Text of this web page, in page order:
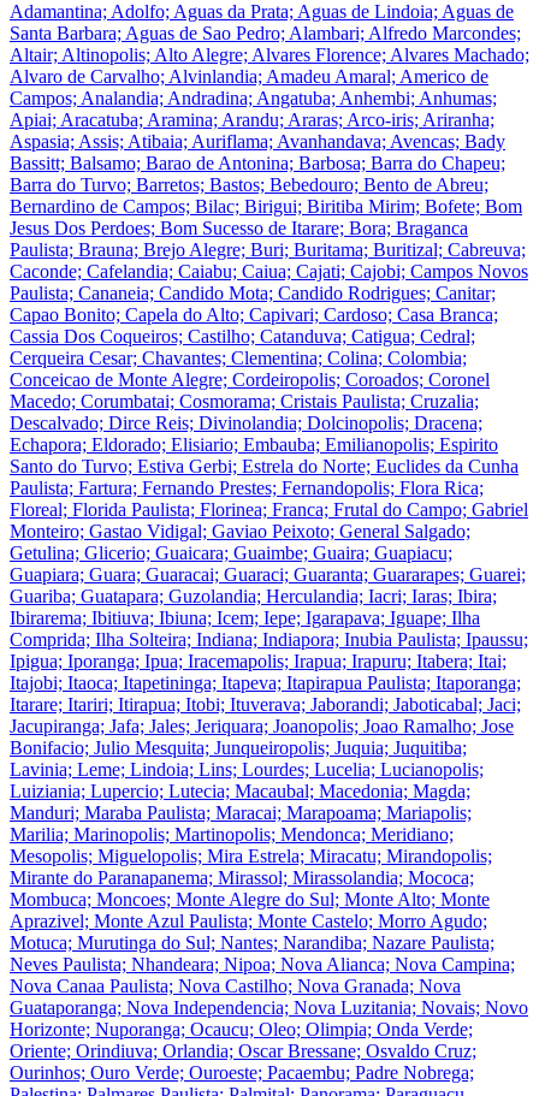
Adamantina; Adolfo; Aguas da Prata; Aguas de Lindoia; Aguas de
Santa Barbara; Aguas de Sao Pedro; Alambari; Alfredo Marcondes;
Altair; Altinopolis; Alto Alegre; Alvares Florence; Alvares Machado;
Alvaro de Carvalho; Alvinlandia; Amadeu Amaral; Americo de
Campos; Analandia; Andradina; Angatuba; Anhembi; Anhumas;
Apiai; Aracatuba; Aramina; Arandu; Araras; Arco-iris; Ariranha;
Aspasia; Assis; Atibaia; Auriflama; Avanhandava; Avencas; Bady
Bassitt; Balsamo; Barao de Antonina; Barbosa; Barra do Chapeu;
Barra do Turvo; Barretos; Bastos; Bebedouro; Bento de Abreu;
Bernardino de Campos; Bilac; Birigui; Biritiba Mirim; Bofete; Bom
Jesus Dos Perdoes; Bom Sucesso de Itarare; Bora; Braganca
Paulista; Brauna; Brejo Alegre; Buri; Buritama; Buritizal; Cabreuva;
Caconde; Cafelandia; Caiabu; Caiua; Cajati; Cajobi; Campos Novos
Paulista; Cananeia; Candido Mota; Candido Rodrigues; Canitar;
Capao Bonito; Capela do Alto; Capivari; Cardoso; Casa Branca;
Cassia Dos Coqueiros; Castilho; Catanduva; Catigua; Cedral;
Cerqueira Cesar; Chavantes; Clementina; Colina; Colombia;
Conceicao de Monte Alegre; Cordeiropolis; Coroados; Coronel
Macedo; Corumbatai; Cosmorama; Cristais Paulista; Cruzalia;
Descalvado; Dirce Reis; Divinolandia; Dolcinopolis; Dracena;
Echapora; Eldorado; Elisiario; Embauba; Emilianopolis; Espirito
Santo do Turvo; Estiva Gerbi; Estrela do Norte; Euclides da Cunha
Paulista; Fartura; Fernando Prestes; Fernandopolis; Flora Rica;
Floreal; Florida Paulista; Florinea; Franca; Frutal do Campo; Gabriel
Monteiro; Gastao Vidigal; Gaviao Peixoto; General Salgado;
Getulina; Glicerio; Guaicara; Guaimbe; Guaira; Guapiacu;
Guapiara; Guara; Guaracai; Guaraci; Guaranta; Guararapes; Guarei;
Guariba; Guatapara; Guzolandia; Herculandia; Iacri; Iaras; Ibira;
Ibirarema; Ibitiuva; Ibiuna; Icem; Iepe; Igarapava; Iguape; Ilha
Comprida; Ilha Solteira; Indiana; Indiapora; Inubia Paulista; Ipaussu;
Ipigua; Iporanga; Ipua; Iracemapolis; Irapua; Irapuru; Itabera; Itai;
Itajobi; Itaoca; Itapetininga; Itapeva; Itapirapua Paulista; Itaporanga;
Itarare; Itariri; Itirapua; Itobi; Ituverava; Jaborandi; Jaboticabal; Jaci;
Jacupiranga; Jafa; Jales; Jeriquara; Joanopolis; Joao Ramalho; Jose
Bonifacio; Julio Mesquita; Junqueiropolis; Juquia; Juquitiba;
Lavinia; Leme; Lindoia; Lins; Lourdes; Lucelia; Lucianopolis;
Luiziania; Lupercio; Lutecia; Macaubal; Macedonia; Magda;
Manduri; Maraba Paulista; Maracai; Marapoama; Mariapolis;
Marilia; Marinopolis; Martinopolis; Mendonca; Meridiano;
Mesopolis; Miguelopolis; Mira Estrela; Miracatu; Mirandopolis;
Mirante do Paranapanema; Mirassol; Mirassolandia; Mococa;
Mombuca; Moncoes; Monte Alegre do Sul; Monte Alto; Monte
Aprazivel; Monte Azul Paulista; Monte Castelo; Morro Agudo;
Motuca; Murutinga do Sul; Nantes; Narandiba; Nazare Paulista;
Neves Paulista; Nhandeara; Nipoa; Nova Alianca; Nova Campina;
Nova Canaa Paulista; Nova Castilho; Nova Granada; Nova
Guataporanga; Nova Independencia; Nova Luzitania; Novais; Novo
Horizonte; Nuporanga; Ocaucu; Oleo; Olimpia; Onda Verde;
Oriente; Orindiuva; Orlandia; Oscar Bressane; Osvaldo Cruz;
Ourinhos; Ouro Verde; Ouroeste; Pacaembu; Padre Nobrega;